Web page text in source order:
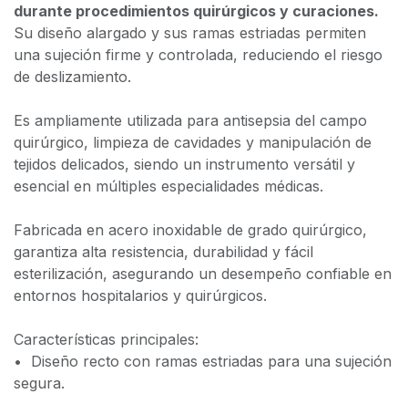
durante procedimientos quirúrgicos y curaciones.
Su diseño alargado y sus ramas estriadas permiten
una sujeción firme y controlada, reduciendo el riesgo
de deslizamiento.
Es ampliamente utilizada para antisepsia del campo
quirúrgico, limpieza de cavidades y manipulación de
tejidos delicados, siendo un instrumento versátil y
esencial en múltiples especialidades médicas.
Fabricada en acero inoxidable de grado quirúrgico,
garantiza alta resistencia, durabilidad y fácil
esterilización, asegurando un desempeño confiable en
entornos hospitalarios y quirúrgicos.
Características principales:
•⁠ ⁠Diseño recto con ramas estriadas para una sujeción
segura.